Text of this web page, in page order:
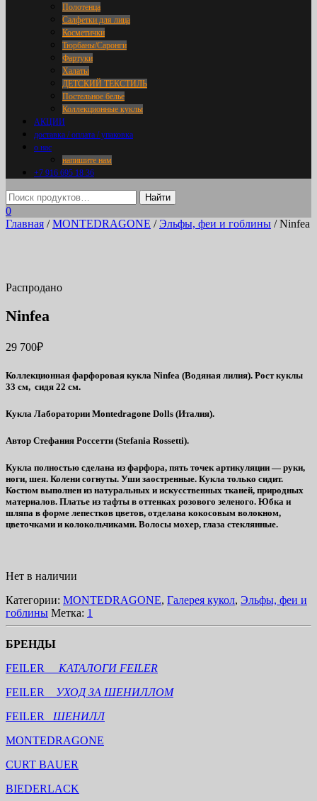
Полотенца
Салфетки для лица
Косметички
Тюрбаны/Саронги
Фартуки
Халаты
ДЕТСКИЙ ТЕКСТИЛЬ
Постельное белье
Коллекционные куклы
АКЦИИ
доставка / оплата / упаковка
о нас
напишите нам
+7 916 695 18 36
0
Главная /MONTEDRAGONE / Эльфы, феи и гоблины / Ninfea
Распродано
Ninfea
29 700₽
Коллекционная фарфоровая кукла Ninfea (Водяная лилия). Рост куклы
33 см, сидя 22 см.
Кукла Лаборатории Montedragone Dolls (Италия).
Автор Стефания Россетти (Stefania Rossetti).
Кукла полностью сделана из фарфора, пять точек артикуляции — руки,
ноги, шея. Колени согнуты. Уши заостренные. Кукла только сидит.
Костюм выполнен из натуральных и искусственных тканей, природных
материалов. Платье из тафты в оттенках розового зеленого. Юбка и
шляпа в форме лепестков цветов, отделана кокосовым волокном,
цветочками и колокольчиками. Волосы мохер, глаза стеклянные.
Нет в наличии
Категории: MONTEDRAGONE, Галерея кукол, Эльфы, феи и
гоблины Метка: 1
БРЕНДЫ
FEILER КАТАЛОГИ FEILER
FEILER
УХОД ЗА ШЕНИЛЛОМ
FEILER ШЕНИЛЛ
MONTEDRAGONE
CURT BAUER
BIEDERLACK